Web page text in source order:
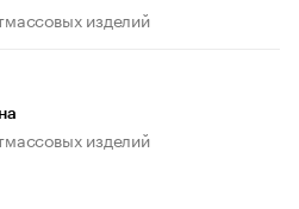
изделий
изделий